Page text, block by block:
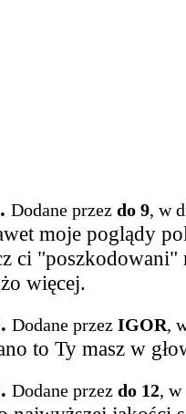
Dodane przez do 9, w
moje poglądy
ci "poszkodowani"
więcej.
Dodane przez IGOR,
to Ty masz w
Dodane przez do 12, w